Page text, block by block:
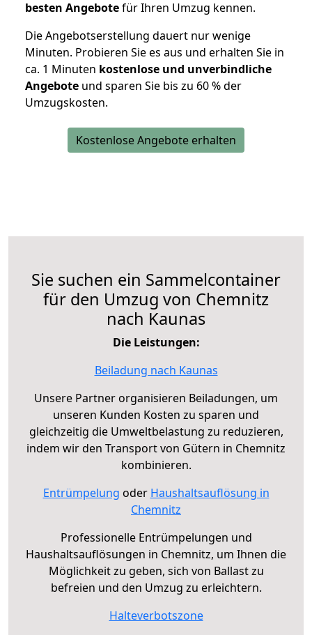
besten Angebotefür Ihren Umzug kennen.
Die Angebotserstellung dauert nur wenige
Minuten. Probieren Sie es aus und erhalten Sie in
ca. 1 Minuten kostenlose und unverbindliche
Angebote und sparen Sie bis zu 60 % der
Umzugskosten.
Kostenlose Angebote erhalten
Sie suchen ein Sammelcontainer
für den Umzug von Chemnitz
nach Kaunas
Die Leistungen:
Beiladung nach Kaunas
Unsere Partner organisieren Beiladungen, um
unseren Kunden Kosten zu sparen und
gleichzeitig die Umweltbelastung zu reduzieren,
indem wir den Transport von Gütern in Chemnitz
kombinieren.
Entrümpelung oder Haushaltsauflösung in
Chemnitz
Professionelle Entrümpelungen und
Haushaltsauflösungen in Chemnitz, um Ihnen die
Möglichkeit zu geben, sich von Ballast zu
befreien und den Umzug zu erleichtern.
Halteverbotszone